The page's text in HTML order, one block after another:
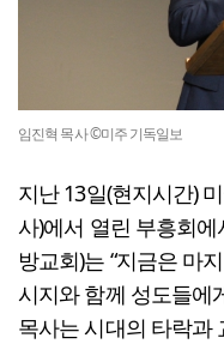
임진혁 목사 ©미주 기독일보
지난 13일(현지시간)
사)에서 열린 부흥회
방교회)는 “지금은 마
시지와 함께 성도들에
목사는 시대의 타락과